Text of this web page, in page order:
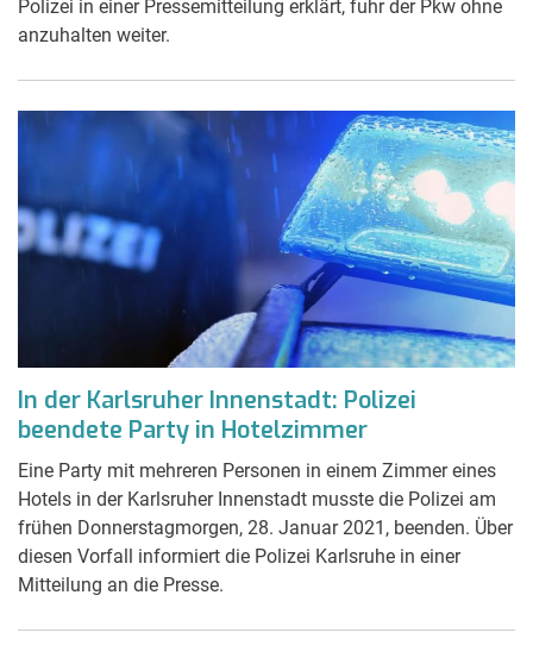
Polizei in einer Pressemitteilung erklärt, fuhr der Pkw ohne
anzuhalten weiter.
In der Karlsruher Innenstadt: Polizei
beendete Party in Hotelzimmer
Eine Party mit mehreren Personen in einem Zimmer eines
Hotels in der Karlsruher Innenstadt musste die Polizei am
frühen Donnerstagmorgen, 28. Januar 2021, beenden. Über
diesen Vorfall informiert die Polizei Karlsruhe in einer
Mitteilung an die Presse.